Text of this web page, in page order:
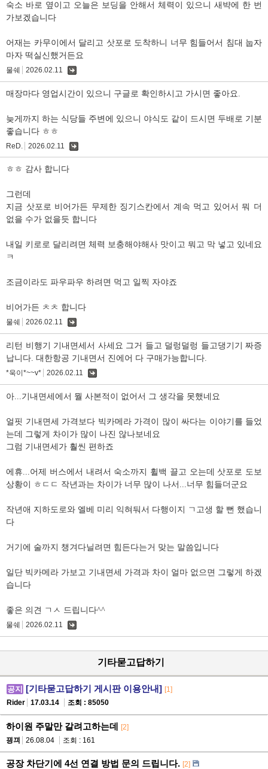
숙소 바로 옆이고 오늘은 보딩을 안해서 체력이 있으니 새뱍에 한 번
가보겠습니다
어재는 카무이에서 달리고 삿포로 도착하니 너무 힘들어서 침대 눕자
마자 떡실신했거든요
물쉐 2026.02.11
매장마다 영업시간이 있으니 구글로 확인하시고 가시면 좋아요.
늦게까지 하는 식당들 주변에 있으니 야식도 같이 드시면 두배로 기분
좋습니다 ㅎㅎ
ReD. 2026.02.11
ㅎㅎ 감사 합니다
그런데
지금 삿포로 비어가든 무제한 징기스칸에서 계속 먹고 있어서 뭐 더
없을 수가 없을듯 합니다
내일 키로로 달리려면 체력 보충해야해사 맛이고 뭐고 막 넣고 있네요
ㅋ
조금이라도 파우파우 하려면 먹고 일찍 자야죠
비어가든 ㅊㅊ 합니다
물쉐 2026.02.11
리턴 비행기 기내면세서 사세요 그거 들고 덜렁덜렁 들고댕기기 짜증
납니다. 대한항공 기내면서 진에어 다 구매가능합니다.
*욱이*~~v* 2026.02.11
아...기내면세에서 뭘 사본적이 없어서 그 생각을 못했네요
얼핏 기내면세 가격보다 빅카메라 가격이 많이 싸다는 이야기를 들었
는데 그렇게 차이가 많이 나진 않나보네요
그럼 기내면세가 훨씬 편하죠
에휴...어제 버스에서 내려서 숙소까지 휠백 끌고 오는데 삿포로 도보
상황이 ㅎㄷㄷ 작년과는 차이가 너무 많이 나서...너무 힘들더군요
작년애 지하도로와 엘베 미리 익혀둬서 다행이지 ㄱ고생 할 뻔 했습니
다
거기에 술까지 챙겨다닐려면 힘든다는거 맞는 말씀입니다
일단 빅카메라 가보고 기내면세 가격과 차이 얼마 없으면 그렇게 하겠
습니다
좋은 의견 ㄱㅅ 드립니다^^
물쉐 2026.02.11
기타묻고답하기
공지 [기타묻고답하기 게시판 이용안내] [1]
Rider
17.03.14 조회 : 85050
하이원 주말만 갈려고하는데 [2]
끵끠
26.08.04 조회 : 161
공장 차단기에 4선 연결 방법 문의 드립니다. [2]